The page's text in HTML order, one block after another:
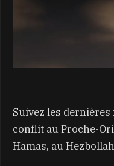
Suivez les
conflit au Proche-
Hamas, au